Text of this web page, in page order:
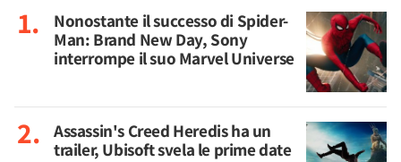
Nonostante il successo di Spider-
Man: Brand New Day, Sony
interrompe il suo Marvel Universe
Assassin's Creed Heredis ha un
trailer, Ubisoft svela le prime date